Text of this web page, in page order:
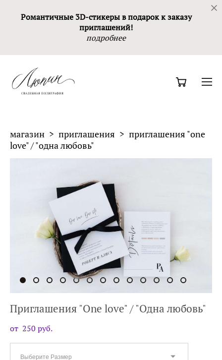
Романтичные 3D-стикеры в подарок к заказу
приглашений!
подробнее
магазин > приглашения > приглашения "one
love" / "одна любовь"
Приглашения "One love" / "Одна любовь"
от 250 pуб.
Выберите Размер